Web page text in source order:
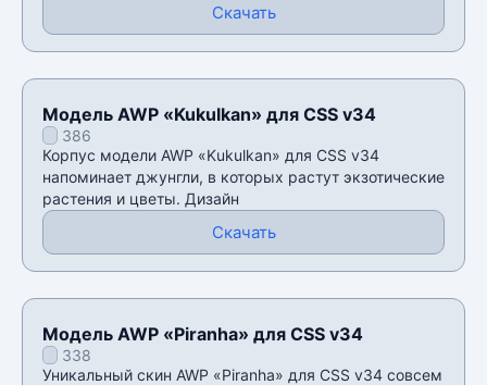
Скачать
Модель AWP «Kukulkan» для CSS v34
386
Корпус модели AWP «Kukulkan» для CSS v34
напоминает джунгли, в которых растут экзотические
растения и цветы. Дизайн
Скачать
Модель AWP «Piranha» для CSS v34
338
Уникальный скин AWP «Piranha» для CSS v34 совсем